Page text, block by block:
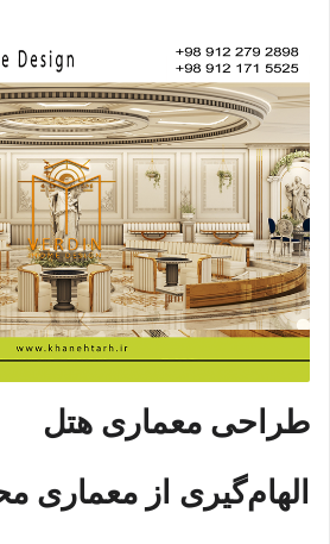
طراحی معماری هتل
الهام‌گیری از معماری